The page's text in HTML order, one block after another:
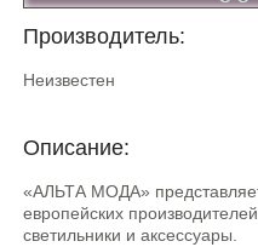
Производитель:
Неизвестен
Описание:
«АЛЬТА МОДА»
европейских
светильники и аксессуары.